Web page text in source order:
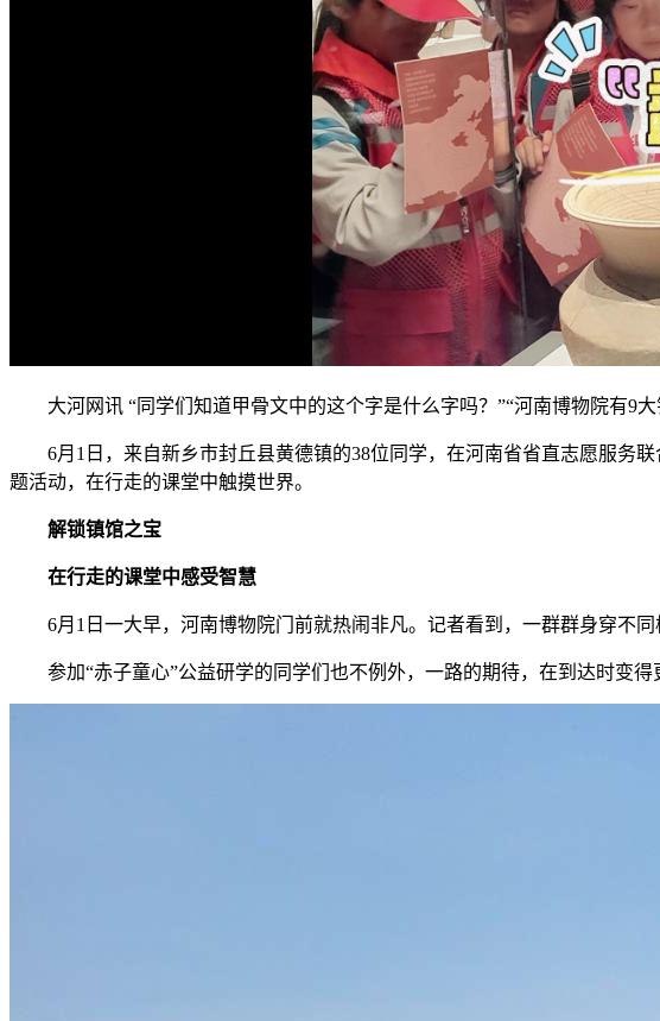
大河网讯 “同学们知道甲骨文中的这个字是什么字吗？”“河南博物院有
6月1日，来自新乡市封丘县黄德镇的38位同学，在河南省省直志愿服务
题活动，在行走的课堂中触摸世界。
解锁镇馆之宝
在行走的课堂中感受智慧
6月1日一大早，河南博物院门前就热闹非凡。记者看到，一群群身穿不
参加“赤子童心”公益研学的同学们也不例外，一路的期待，在到达时变得